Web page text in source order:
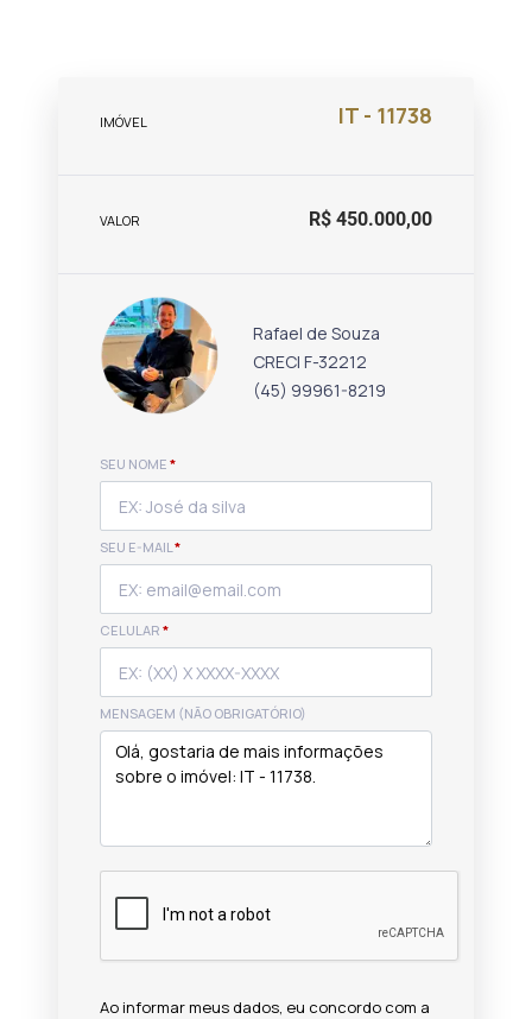
IMÓVEL IT - 11738
VALOR R$ 450.000,00
Rafael de Souza
CRECI F-32212
(45) 99961-8219
SEU NOME *
SEU E-MAIL*
CELULAR *
MENSAGEM (NÃO OBRIGATÓRIO)
Ao informar meus dados, eu concordo com a